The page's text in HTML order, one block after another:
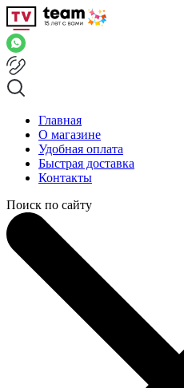
Главная
О магазине
Удобная оплата
Быстрая доставка
Контакты
Поиск по сайту